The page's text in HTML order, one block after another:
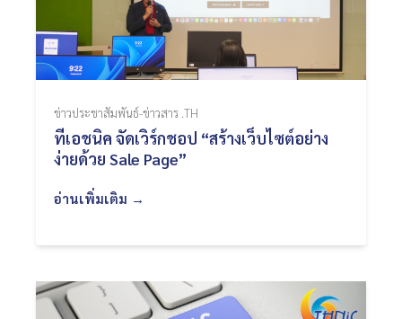
ข่าวประชาสัมพันธ์-ข่าวสาร .TH
ทีเอชนิค จัดเวิร์กชอป “สร้างเว็บไซต์อย่าง
ง่ายด้วย Sale Page”
อ่านเพิ่มเติม →